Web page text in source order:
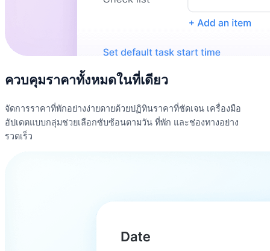
ควบคุมราคาทั้งหมดในที่เดียว
จัดการราคาที่พักอย่างง่ายดายด้วยปฏิทินราคาที่ชัดเจน เครื่องมือ
อัปเดตแบบกลุ่มช่วยเลือกซับซ้อนตามวัน ที่พัก และช่องทางอย่าง
รวดเร็ว